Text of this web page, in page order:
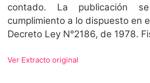
contado. La publicación
cumplimiento a lo dispuesto en
Decreto Ley N°2186, de 1978.
Ver Extracto original